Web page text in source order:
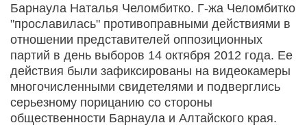
Барнаула Наталья Челомбитко. Г-жа Челомбитко
"прославилась" противоправными действиями в
отношении представителей оппозиционных
партий в день выборов 14 октября 2012 года. Ее
действия были зафиксированы на видеокамеры
многочисленными свидетелями и подверглись
серьезному порицанию со стороны
общественности Барнаула и Алтайского края.